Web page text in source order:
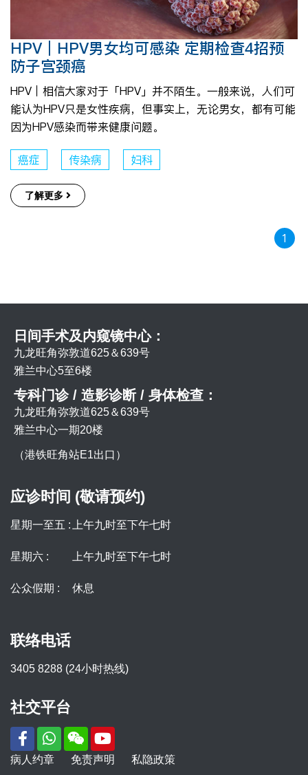
HPV｜HPV男女均可感染 定期检查4招预
防子宫颈癌
HPV｜相信大家对于「HPV」并不陌生。一般来说，人们可
能认为HPV只是女性疾病，但事实上，无论男女，都有可能
因为HPV感染而带来健康问题。
癌症 传染病 妇科
了解更多
1
日间手术及内窥镜中心：
九龙旺角弥敦道625＆639号
雅兰中心5至6楼
专科门诊 / 造影诊断 / 身体检查：
九龙旺角弥敦道625＆639号
雅兰中心一期20楼
（港铁旺角站E1出口）
应诊时间 (敬请预约)
星期一至五 : 上午九时至下午七时
星期六 : 上午九时至下午七时
公众假期 : 休息
联络电话
3405 8288 (24小时热线)
社交平台
病人约章 免责声明 私隐政策